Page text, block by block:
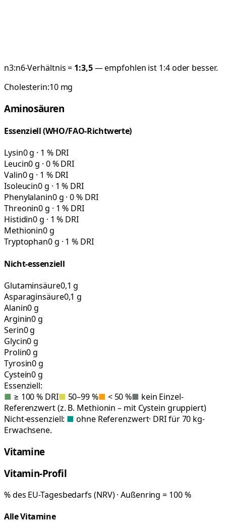
n3:n6-Verhältnis = 1:3,5— empfohlen ist 1:4 oder besser.
Cholesterin:10mg
Aminosäuren
Essenziell (WHO/FAO-Richtwerte)
Lysin0 g · 1 % DRI
Leucin0 g · 0 % DRI
Valin0 g · 1 % DRI
Isoleucin0 g · 1 % DRI
Phenylalanin0 g · 0 % DRI
Threonin0 g · 1 % DRI
Histidin0 g · 1 % DRI
Methionin0 g
Tryptophan0 g · 1 % DRI
Nicht-essenziell
Glutaminsäure0,1 g
Asparaginsäure0,1 g
Alanin0 g
Arginin0 g
Serin0 g
Glycin0 g
Prolin0 g
Tyrosin0 g
Cystein0 g
Essenziell:
■ ≥ 100 % DRI■ 50–99 %■ < 50 %■ kein Einzel-
Referenzwert (z. B. Methionin – mit Cystein gruppiert)
Nicht-essenziell: ■ ohne Referenzwert· DRI für 70 kg-
Erwachsene.
Vitamine
Vitamin-Profil
% des EU-Tagesbedarfs (NRV) · Außenring = 100 %
Alle Vitamine